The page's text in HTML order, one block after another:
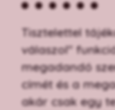
Tisztelettel
válaszol"
megadandó
címét és a
akár csak egy